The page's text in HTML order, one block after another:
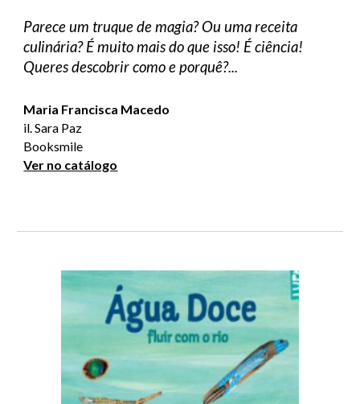
Parece um truque de magia? Ou uma receita
culinária? É muito mais do que isso! É ciência!
Queres descobrir como e porquê?...
Maria Francisca Macedo
il. Sara Paz
Booksmile
Ver no catálogo